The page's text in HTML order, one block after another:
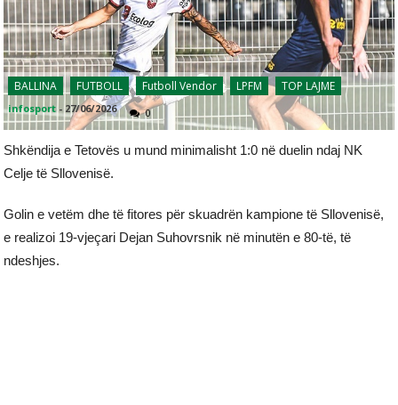
BALLINA FUTBOLL Futboll Vendor LPFM TOP LAJME
infosport - 27/06/2026 0
Shkëndija e Tetovës u mund minimalisht 1:0 në duelin ndaj NK
Celje të Sllovenisë.
Golin e vetëm dhe të fitores për skuadrën kampione të Sllovenisë,
e realizoi 19-vjeçari Dejan Suhovrsnik në minutën e 80-të, të
ndeshjes.